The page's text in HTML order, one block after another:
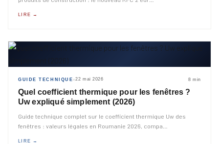
LIRE →
GUIDE TECHNIQUE ◆22 mai 2026 8 min
Quel coefficient thermique pour les fenêtres ?
Uw expliqué simplement (2026)
Guide technique complet sur le coefficient thermique Uw des
fenêtres : valeurs légales en Roumanie 2026, compa
LIRE →